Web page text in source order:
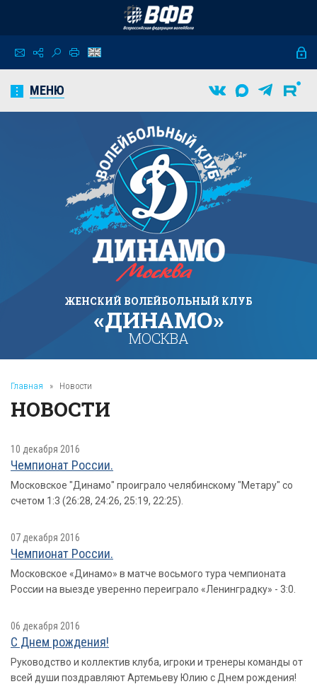
МЕНЮ
ЖЕНСКИЙ ВОЛЕЙБОЛЬНЫЙ КЛУБ
«ДИНАМО»
МОСКВА
Главная » Новости
НОВОСТИ
10 декабря 2016
Чемпионат России.
Московское "Динамо" проиграло челябинскому "Метару" со
счетом 1:3 (26:28, 24:26, 25:19, 22:25).
07 декабря 2016
Чемпионат России.
Московское «Динамо» в матче восьмого тура чемпионата
России на выезде уверенно переиграло «Ленинградку» - 3:0.
06 декабря 2016
С Днем рождения!
Руководство и коллектив клуба, игроки и тренеры команды от
всей души поздравляют Артемьеву Юлию с Днем рождения!